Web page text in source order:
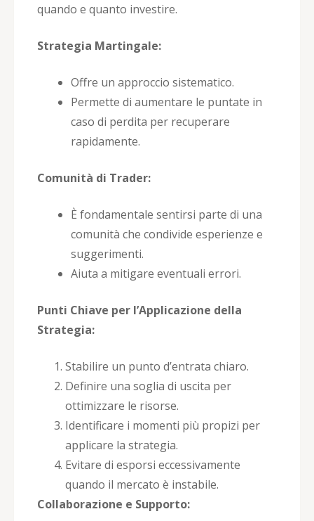
quando e quanto investire.
Strategia Martingale:
Offre un approccio sistematico.
Permette di aumentare le puntate in
caso di perdita per recuperare
rapidamente.
Comunità di Trader:
È fondamentale sentirsi parte di una
comunità che condivide esperienze e
suggerimenti.
Aiuta a mitigare eventuali errori.
Punti Chiave per l’Applicazione della
Strategia:
Stabilire un punto d’entrata chiaro.
Definire una soglia di uscita per
ottimizzare le risorse.
Identificare i momenti più propizi per
applicare la strategia.
Evitare di esporsi eccessivamente
quando il mercato è instabile.
Collaborazione e Supporto: